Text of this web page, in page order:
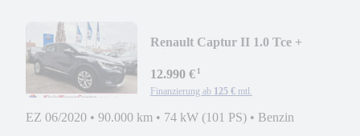
Renault Captur II 1.0 Tce +
12.990 €¹
Finanzierung ab 125 € mtl.
EZ 06/2020 • 90.000 km • 74 kW (101 PS) • Benzin